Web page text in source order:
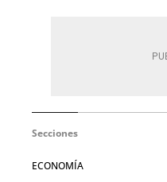
Secciones
ECONOMÍA